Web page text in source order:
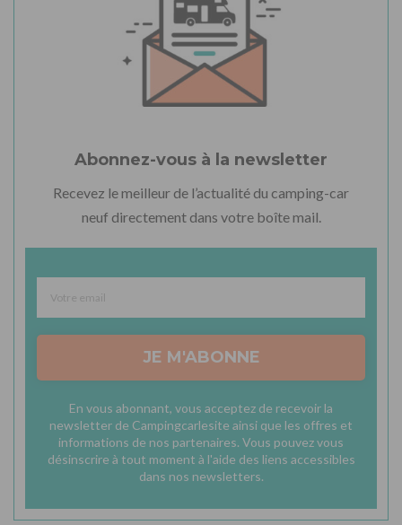
Abonnez-vous à la newsletter
Recevez le meilleur de l’actualité du camping-car
neuf directement dans votre boîte mail.
JE M'ABONNE
En vous abonnant, vous acceptez de recevoir la
newsletter de Campingcarlesite ainsi que les offres et
informations de nos partenaires. Vous pouvez vous
désinscrire à tout moment à l'aide des liens accessibles
dans nos newsletters.